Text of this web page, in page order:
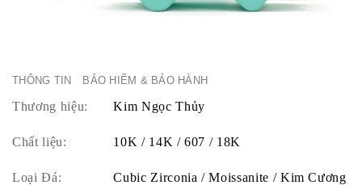
THÔNG TIN BẢO HIỂM & BẢO HÀNH
Thương hiệu: Kim Ngọc Thủy
Chất liệu: 10K / 14K / 607 / 18K
Loại Đá:
Cubic Zirconia / Moissanite / Kim Cương